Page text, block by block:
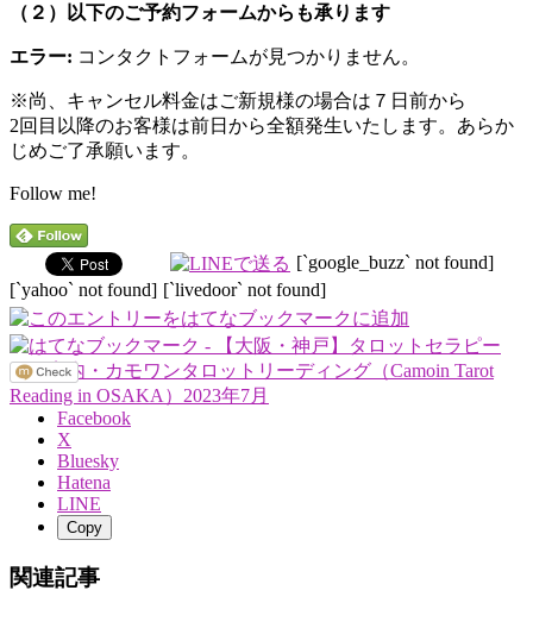
（２）以下のご予約フォームからも承ります
エラー: コンタクトフォームが見つかりません。
※尚、キャンセル料金はご新規様の場合は７日前から
2回目以降のお客様は前日から全額発生いたします。あらか
じめご了承願います。
Follow me!
[`google_buzz` not found]
[`yahoo` not found] [`livedoor` not found]
Facebook
X
Bluesky
Hatena
LINE
Copy
関連記事